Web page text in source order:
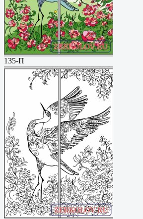
135-П